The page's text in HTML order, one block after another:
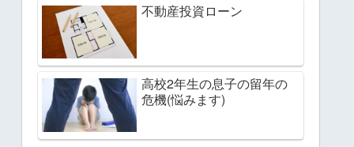
不動産投資ローン
高校2年生の息子の留年の
危機(悩みます)